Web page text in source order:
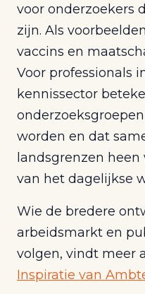
voor onderzoekers
zijn. Als
vaccins en
Voor professionals
kennissector
worden en dat
landsgrenzen
van het dagelijkse
Wie de bredere
arbeidsmarkt en
volgen, vindt meer
Inspiratie van